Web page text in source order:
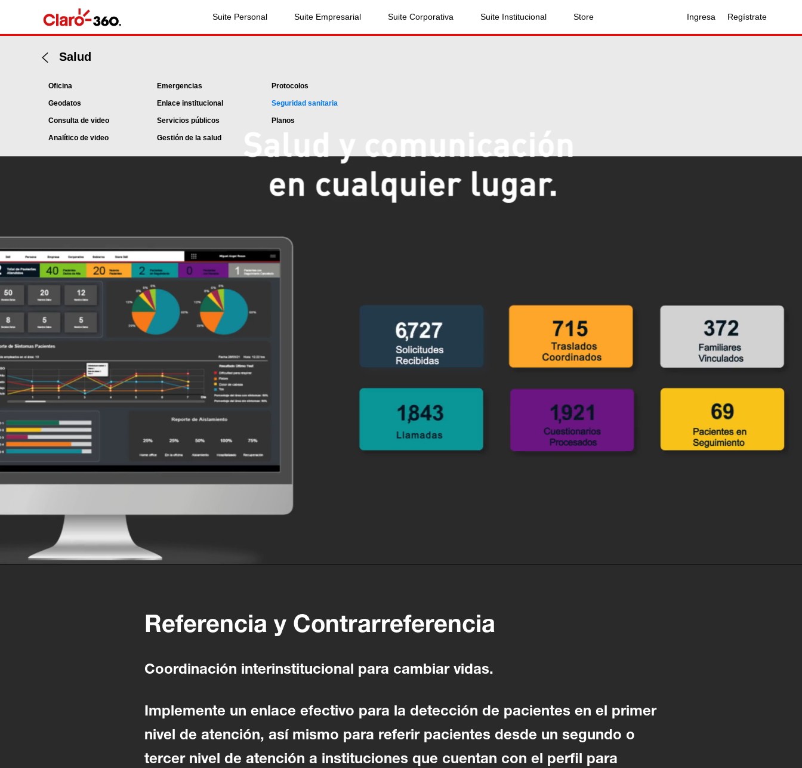
Suite Personal Suite Empresarial Suite Corporativa Suite Institucional Store Ingresa Regístrate
Salud
Oficina
Geodatos
Consulta de video
Analítico de video
Emergencias
Enlace institucional
Servicios públicos
Gestión de la salud
Protocolos
Seguridad sanitaria
Planos
Referencia y Contrarreferencia
Coordinación interinstitucional para cambiar vidas.
Implemente un enlace efectivo para la detección de pacientes en el primer
nivel de atención, así mismo para referir pacientes desde un segundo o
tercer nivel de atención a instituciones que cuentan con el perfil para